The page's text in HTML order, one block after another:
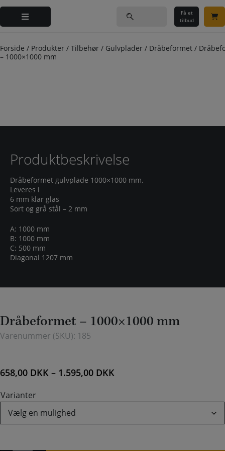
Hop
indholdet
efter:
Få et
tilbud
Forside / Produkter / Tilbehør / Gulvplader / Dråbeformet /
– 1000×1000 mm
Produktbeskrivelse
Dråbeformet gulvplade 1000×1000 mm.
Leveres i
6 mm klar glas
Sort og grå stål – 2 mm
A: 1000 mm
B: 1000 mm
C: 500 mm
Diagonal 1207 mm
Dråbeformet – 1000×1000 mm
Varenummer (SKU): 185
658,00 DKK – 1.595,00 DKK
Varianter